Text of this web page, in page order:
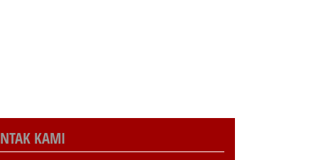
KAMI